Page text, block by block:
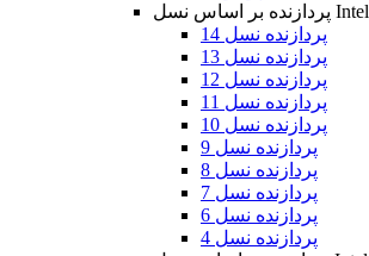
پردازنده بر اساس نسل Intel
پردازنده نسل 14
پردازنده نسل 13
پردازنده نسل 12
پردازنده نسل 11
پردازنده نسل 10
پردازنده نسل 9
پردازنده نسل 8
پردازنده نسل 7
پردازنده نسل 6
پردازنده نسل 4